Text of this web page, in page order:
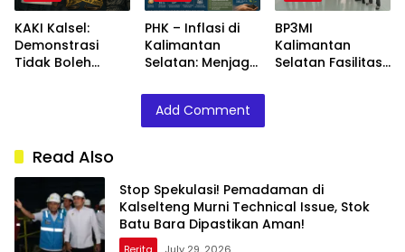
KAKI Kalsel:
Demonstrasi
Tidak Boleh
PHK – Inflasi di
Kalimantan
Selatan: Menjaga
dengan
Penguatan
Ekonomi Daerah
BP3MI
Kalimantan
Selatan Fasilitasi
Kamboja
Add Comment
Read Also
Stop Spekulasi! Pemadaman di
Kalselteng Murni Technical Issue, Stok
Batu Bara Dipastikan Aman!